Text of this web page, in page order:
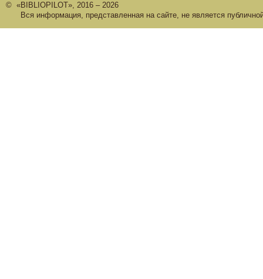
© «BIBLIOPILOT», 2016 – 2026
Вся информация, представленная на сайте, не является